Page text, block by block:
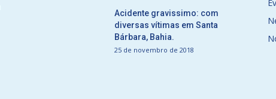
Acidente gravissimo: com
diversas vítimas em Santa
Bárbara, Bahia.
25 de novembro de 2018